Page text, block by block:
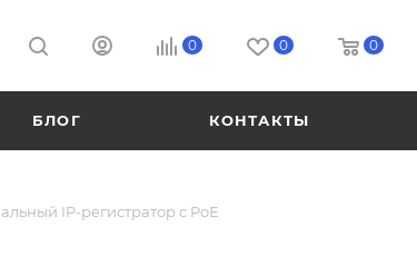
0 0 0
БЛОГ КОНТАКТЫ
IP-регистратор c PoE